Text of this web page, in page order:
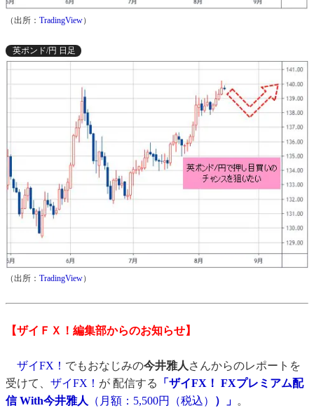
（出所： TradingView）
英ポンド/円 日足
（出所： TradingView）
【ザイＦＸ！編集部からのお知らせ】
ザイFX！ でもおなじみの今井雅人 さんからのレポートを
受けて、 ザイFX！ が 配信する
「ザイFX！ FXプレミアム配
信 With今井雅人
（月額：5,500円（税込） ）」 。